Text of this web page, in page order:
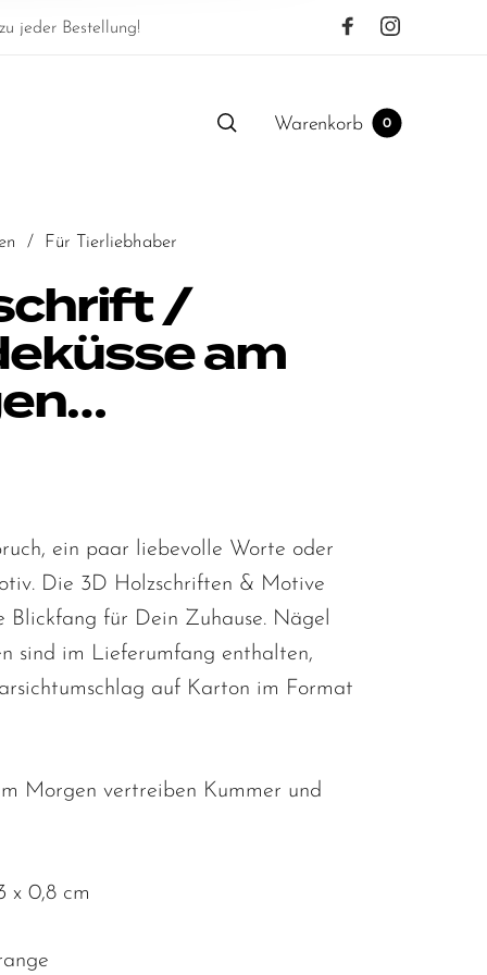
jeder Bestellung!
Warenkorb 0
/ Für Tierliebhaber
/
am
ein paar liebevolle Worte oder
Die 3D Holzschriften & Motive
Blickfang für Dein Zuhause. Nägel
sind im Lieferumfang enthalten,
auf Karton im Format
Morgen vertreiben Kummer und
x 0,8 cm